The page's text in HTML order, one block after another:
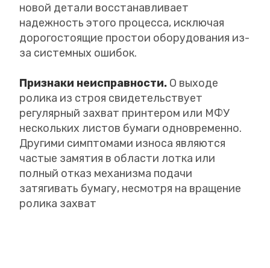
новой детали восстанавливает
надежность этого процесса, исключая
дорогостоящие простои оборудования из-
за системных ошибок.
Признаки неисправности. О выходе
ролика из строя свидетельствует
регулярный захват принтером или МФУ
нескольких листов бумаги одновременно.
Другими симптомами износа являются
частые замятия в области лотка или
полный отказ механизма подачи
затягивать бумагу, несмотря на вращение
ролика захват